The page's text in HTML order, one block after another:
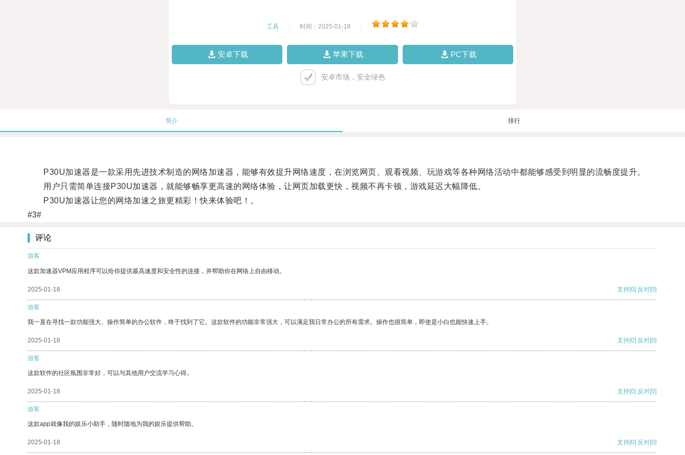
工具 时间：2025-01-18
安卓下载 苹果下载 PC下载
安卓市场，安全绿色
简介 排行
P30U加速器是一款采用先进技术制造的网络加速器，能够有效提升网络速度，在浏览网页、观看视频、玩游戏等各种网络活动中都能够感受到明显的流畅度提升。
用户只需简单连接P30U加速器，就能够畅享更高速的网络体验，让网页加载更快，视频不再卡顿，游戏延迟大幅降低。
P30U加速器让您的网络加速之旅更精彩！快来体验吧！。
#3#
评论
游客
这款加速器VPM应用程序可以给你提供最高速度和安全性的连接，并帮助你在网络上自由移动。
2025-01-18 支持[0] 反对[0]
游客
我一直在寻找一款功能强大、操作简单的办公软件，终于找到了它。这款软件的功能非常强大，可以满足我日常办公的所有需求。操作也很简单，即使是小白也能快速上手。
2025-01-18 支持[0] 反对[0]
游客
这款软件的社区氛围非常好，可以与其他用户交流学习心得。
2025-01-18 支持[0] 反对[0]
游客
这款app就像我的娱乐小助手，随时随地为我的娱乐提供帮助。
2025-01-18 支持[0] 反对[0]